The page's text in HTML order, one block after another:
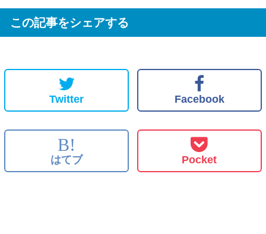
この記事をシェアする
Twitter Facebook
B!
はてブ Pocket